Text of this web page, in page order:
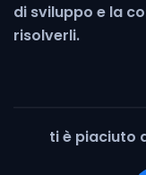
di sviluppo e la
risolverli.
ti è piaciuto